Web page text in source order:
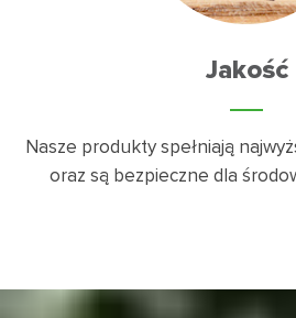
Jakość
Nasze produkty spełniają
oraz są bezpieczne dla